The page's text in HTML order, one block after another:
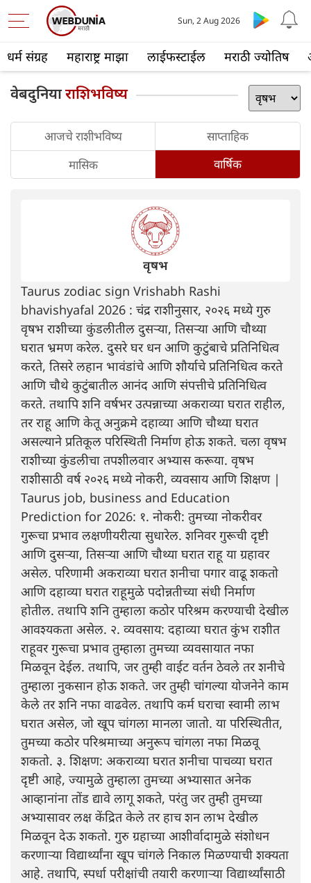
धर्म संग्रह महाराष्ट्र माझा लाईफस्टाईल मराठी ज्योतिष
Sun, 2 Aug 2026
वेबदुनियाराशिभविष्य
आजचे राशीभविष्य
साप्ताहिक
मासिक
वार्षिक
वृषभ
Taurus zodiac sign Vrishabh Rashi
bhavishyafal 2026 : चंद्र राशीनुसार, २०२६ मध्ये गुरु
वृषभ राशीच्या कुंडलीतील दुसऱ्या, तिसऱ्या आणि चौथ्या
घरात भ्रमण करेल. दुसरे घर धन आणि कुटुंबाचे प्रतिनिधित्व
करते, तिसरे लहान भावंडांचे आणि शौर्याचे प्रतिनिधित्व करते
आणि चौथे कुटुंबातील आनंद आणि संपत्तीचे प्रतिनिधित्व
करते. तथापि शनि वर्षभर उत्पन्नाच्या अकराव्या घरात राहील,
तर राहू आणि केतू अनुक्रमे दहाव्या आणि चौथ्या घरात
असल्याने प्रतिकूल परिस्थिती निर्माण होऊ शकते. चला वृषभ
राशीच्या कुंडलीचा तपशीलवार अभ्यास करूया. वृषभ
राशीसाठी वर्ष २०२६ मध्ये नोकरी, व्यवसाय आणि शिक्षण |
Taurus job, business and Education
Prediction for 2026: १. नोकरी: तुमच्या नोकरीवर
गुरूचा प्रभाव लक्षणीयरीत्या सुधारेल. शनिवर गुरूची दृष्टी
आणि दुसऱ्या, तिसऱ्या आणि चौथ्या घरात राहू या ग्रहावर
असेल. परिणामी अकराव्या घरात शनीचा पगार वाढू शकतो
आणि दहाव्या घरात राहूमुळे पदोन्नतीच्या संधी निर्माण
होतील. तथापि शनि तुम्हाला कठोर परिश्रम करण्याची देखील
आवश्यकता असेल. २. व्यवसाय: दहाव्या घरात कुंभ राशीत
राहूवर गुरूचा प्रभाव तुम्हाला तुमच्या व्यवसायात नफा
मिळवून देईल. तथापि, जर तुम्ही वाईट वर्तन ठेवले तर शनीचे
तुम्हाला नुकसान होऊ शकते. जर तुम्ही चांगल्या योजनेने काम
केले तर शनि नफा वाढवेल. तथापि कर्म घराचा स्वामी लाभ
घरात असेल, जो खूप चांगला मानला जातो. या परिस्थितीत,
तुमच्या कठोर परिश्रमाच्या अनुरूप चांगला नफा मिळवू
शकतो. ३. शिक्षण: अकराव्या घरात शनीचा पाचव्या घरात
दृष्टी आहे, ज्यामुळे तुम्हाला तुमच्या अभ्यासात अनेक
आव्हानांना तोंड द्यावे लागू शकते, परंतु जर तुम्ही तुमच्या
अभ्यासावर लक्ष केंद्रित केले तर हाच शन लाभ देखील
मिळवून देऊ शकतो. गुरु ग्रहाच्या आशीर्वादामुळे संशोधन
करणाऱ्या विद्यार्थ्यांना खूप चांगले निकाल मिळण्याची शक्यता
आहे. तथापि, स्पर्धा परीक्षांची तयारी करणाऱ्या विद्यार्थ्यांसाठी